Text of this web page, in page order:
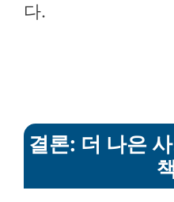
다.
결론: 더 나은